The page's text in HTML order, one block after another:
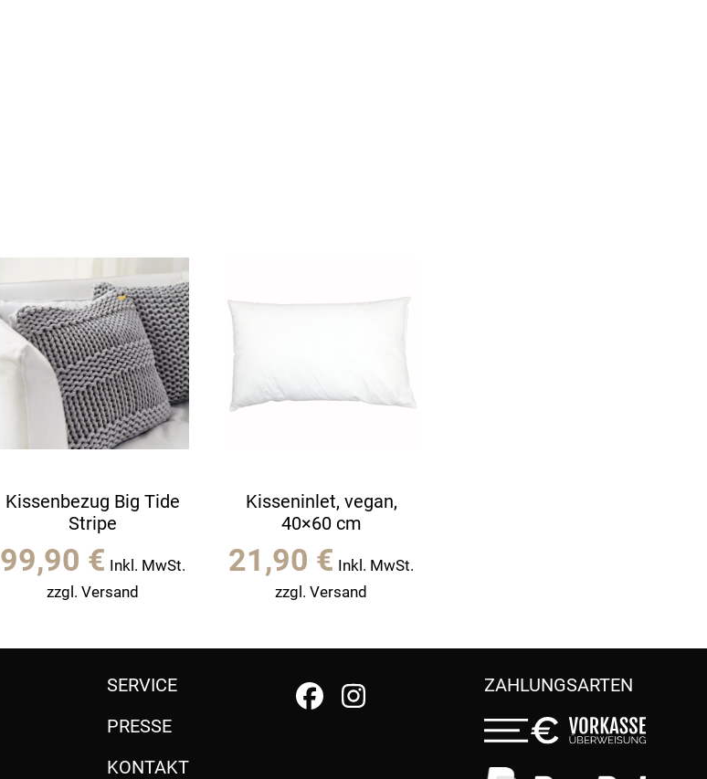
Kissenbezug Big Tide
Stripe
99,90 € Inkl. MwSt.
zzgl. Versand
Kisseninlet, vegan,
40×60 cm
21,90 € Inkl. MwSt.
zzgl. Versand
SERVICE
PRESSE
KONTAKT
ZAHLUNGSARTEN